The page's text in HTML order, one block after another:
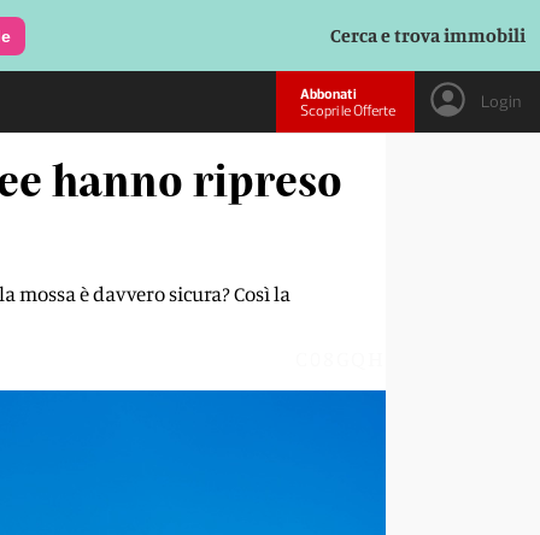
Cerca e trova immobili
Abbonati
Scopri le Offerte
Login
hanno ripreso
è davvero sicura? Così la